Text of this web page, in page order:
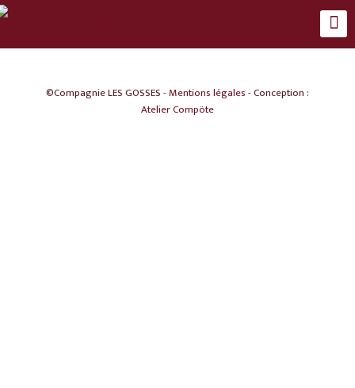
©Compagnie LES GOSSES -Mentions légales- Conception :
Atelier Compöte